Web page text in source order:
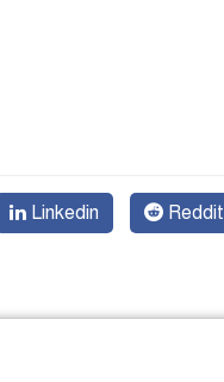
Linkedin Reddit